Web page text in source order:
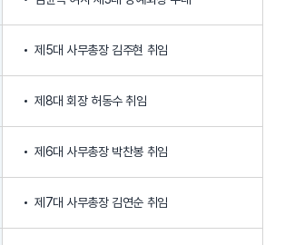
제5대 사무총장 김주현 취임
제8대 회장 허동수 취임
제6대 사무총장 박찬봉 취임
제7대 사무총장 김연순 취임